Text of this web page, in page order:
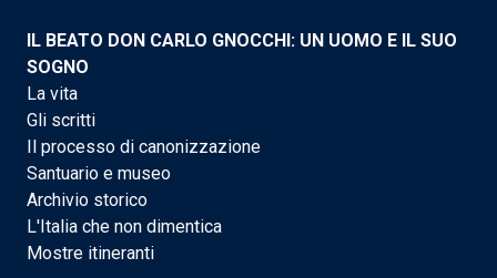
IL BEATO DON CARLO GNOCCHI: UN UOMO E IL SUO
SOGNO
La vita
Gli scritti
Il processo di canonizzazione
Santuario e museo
Archivio storico
L'Italia che non dimentica
Mostre itineranti